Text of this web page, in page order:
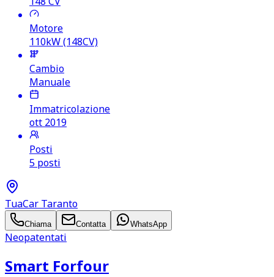
Motore
110kW (148CV)
Cambio
Manuale
Immatricolazione
ott 2019
Posti
5 posti
TuaCar Taranto
Chiama Contatta WhatsApp
Neopatentati
Smart Forfour